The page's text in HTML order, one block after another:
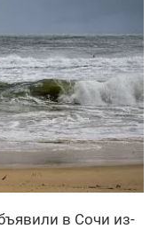
в Сочи из-